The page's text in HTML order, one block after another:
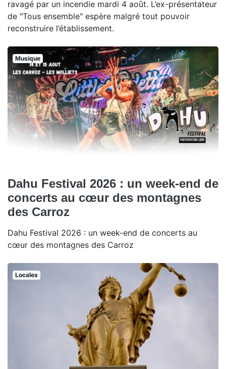
ravagé par un incendie mardi 4 août. L’ex-présentateur
de "Tous ensemble" espère malgré tout pouvoir
reconstruire l’établissement.
Musique
Dahu Festival 2026 : un week-end de
concerts au cœur des montagnes
des Carroz
Dahu Festival 2026 : un week-end de concerts au
cœur des montagnes des Carroz
Locales